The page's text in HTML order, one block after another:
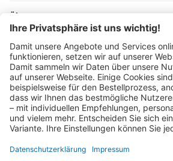
Über DELTA-V
Produktsortiment
Ratgeber
Folgen Sie uns auch
Unser Angebot richtet sich ausschließlich an